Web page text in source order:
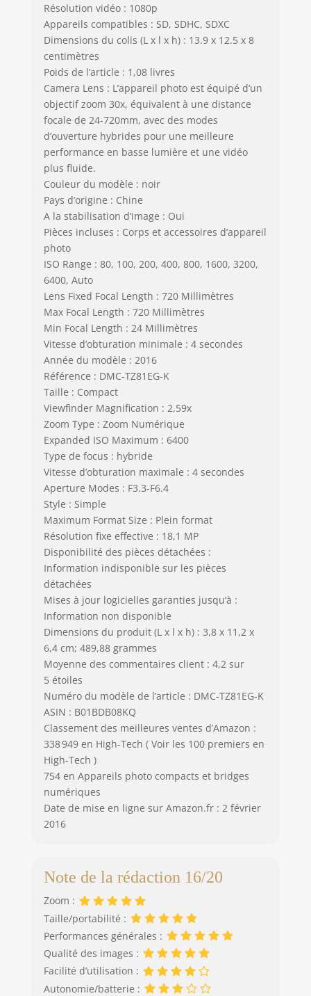
Résolution vidéo : 1080p
Appareils compatibles : SD, SDHC, SDXC
Dimensions du colis (L x l x h) : 13.9 x 12.5 x 8
centimètres
Poids de l’article : 1,08 livres
Camera Lens : L’appareil photo est équipé d’un
objectif zoom 30x, équivalent à une distance
focale de 24-720mm, avec des modes
d’ouverture hybrides pour une meilleure
performance en basse lumière et une vidéo
plus fluide.
Couleur du modèle : noir
Pays d’origine : Chine
A la stabilisation d’image : Oui
Pièces incluses : Corps et accessoires d’appareil
photo
ISO Range : 80, 100, 200, 400, 800, 1600, 3200,
6400, Auto
Lens Fixed Focal Length : 720 Millimètres
Max Focal Length : 720 Millimètres
Min Focal Length : 24 Millimètres
Vitesse d’obturation minimale : 4 secondes
Année du modèle : 2016
Référence : DMC-TZ81EG-K
Taille : Compact
Viewfinder Magnification : 2,59x
Zoom Type : Zoom Numérique
Expanded ISO Maximum : 6400
Type de focus : hybride
Vitesse d’obturation maximale : 4 secondes
Aperture Modes : F3.3-F6.4
Style : Simple
Maximum Format Size : Plein format
Résolution fixe effective : 18,1 MP
Disponibilité des pièces détachées :
Information indisponible sur les pièces
détachées
Mises à jour logicielles garanties jusqu’à :
Information non disponible
Dimensions du produit (L x l x h) : 3,8 x 11,2 x
6,4 cm; 489,88 grammes
Moyenne des commentaires client : 4,2 sur
5 étoiles
Numéro du modèle de l’article : DMC-TZ81EG-K
ASIN : B01BDB08KQ
Classement des meilleures ventes d’Amazon :
338 949 en High-Tech ( Voir les 100 premiers en
High-Tech )
754 en Appareils photo compacts et bridges
numériques
Date de mise en ligne sur Amazon.fr : 2 février
2016
Note de la rédaction 16/20
Zoom :
Taille/portabilité :
Performances générales :
Qualité des images :
Facilité d’utilisation :
Autonomie/batterie :